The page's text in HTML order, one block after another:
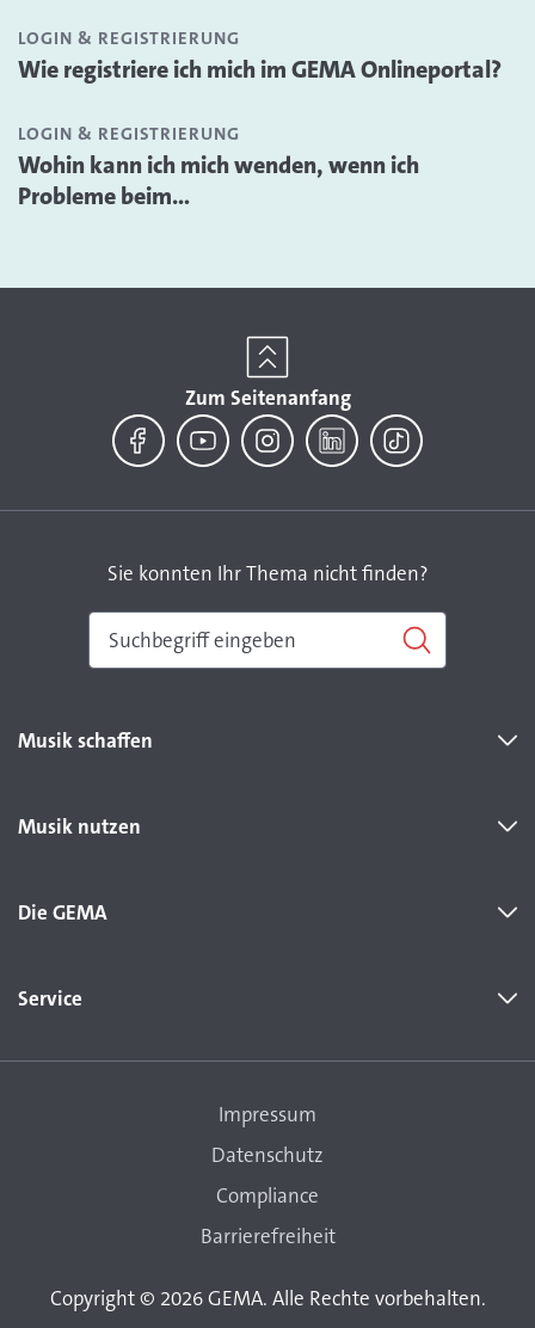
LOGIN & REGISTRIERUNG
Wie registriere ich mich im GEMA Onlineportal?
LOGIN & REGISTRIERUNG
Wohin kann ich mich wenden, wenn ich
Probleme beim...
Zum Seitenanfang
Sie konnten Ihr Thema nicht finden?
Musik schaffen
Musik nutzen
Die GEMA
Service
Copyright © 2026 GEMA. Alle Rechte vorbehalten.
Impressum
Datenschutz
Compliance
Barrierefreiheit